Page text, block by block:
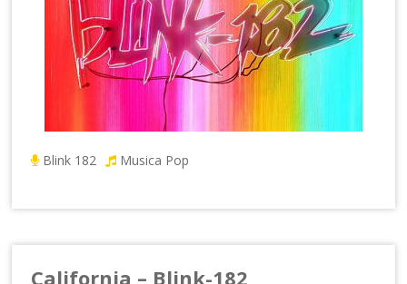
Blink 182 Musica Pop
California – Blink-182